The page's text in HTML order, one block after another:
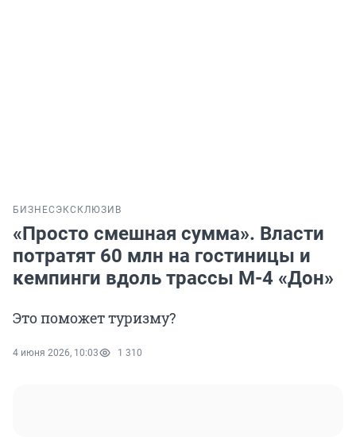
БИЗНЕС ЭКСКЛЮЗИВ
«Просто смешная сумма». Власти
потратят 60 млн на гостиницы и
кемпинги вдоль трассы М-4 «Дон»
Это поможет туризму?
4 июня 2026, 10:03 1 310